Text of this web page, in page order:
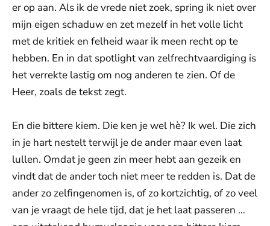
er op aan. Als ik de vrede niet zoek, spring ik niet over
mijn eigen schaduw en zet mezelf in het volle licht
met de kritiek en felheid waar ik meen recht op te
hebben. En in dat spotlight van zelfrechtvaardiging is
het verrekte lastig om nog anderen te zien. Of de
Heer, zoals de tekst zegt.
En die bittere kiem. Die ken je wel hè? Ik wel. Die zich
in je hart nestelt terwijl je de ander maar even laat
lullen. Omdat je geen zin meer hebt aan gezeik en
vindt dat de ander toch niet meer te redden is. Dat de
ander zo zelfingenomen is, of zo kortzichtig, of zo veel
van je vraagt de hele tijd, dat je het laat passeren …